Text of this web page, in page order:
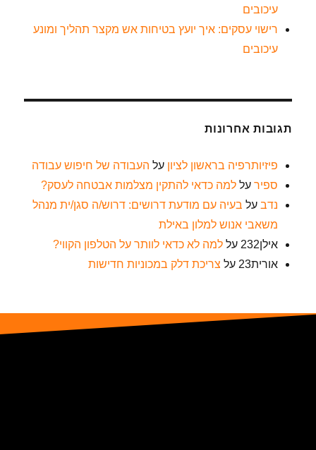
עיכובים
רישוי עסקים: איך יועץ בטיחות אש מקצר תהליך ומונע
עיכובים
תגובות אחרונות
פיזיותרפיה בראשון לציון על העבודה של חיפוש עבודה
ספיר עללמה כדאי להתקין מצלמות אבטחה לעסק?
נדב על בעיה עם מודעת דרושים: דרוש/ה סגן/ית מנהל
משאבי אנוש למלון באילת
אילן232
עללמה לא כדאי לוותר על הטלפון הקווי?
אורית23
על צריכת דלק במכוניות חדישות